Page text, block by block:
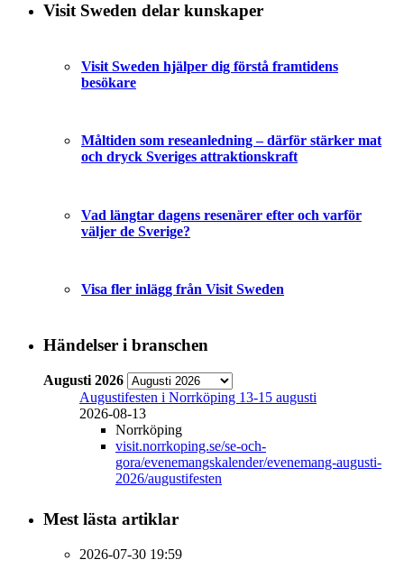
Visit Sweden delar kunskaper
Visit Sweden hjälper dig förstå framtidens
besökare
Måltiden som reseanledning – därför stärker mat
och dryck Sveriges attraktionskraft
Vad längtar dagens resenärer efter och varför
väljer de Sverige?
Visa fler inlägg från Visit Sweden
Händelser i branschen
Augusti 2026
Augustifesten i Norrköping 13-15 augusti
2026-08-13
Norrköping
visit.norrkoping.se/se-och-
gora/evenemangskalender/evenemang-augusti-
2026/augustifesten
Mest lästa artiklar
2026-07-30 19:59